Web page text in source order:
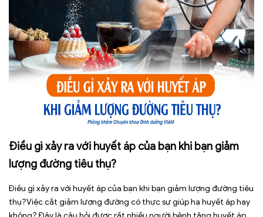
Điều gì xảy ra với huyết áp của bạn khi bạn giảm
lượng đường tiêu thụ?
Điều gì xảy ra với huyết áp của bạn khi bạn giảm lượng đường tiêu
thụ?Việc cắt giảm lượng đường có thực sự giúp hạ huyết áp hay